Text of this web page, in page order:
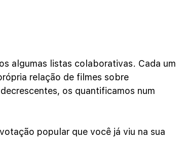
algumas listas colaborativas. Cada um
relação de filmes sobre
os quantificamos num
popular que você já viu na sua